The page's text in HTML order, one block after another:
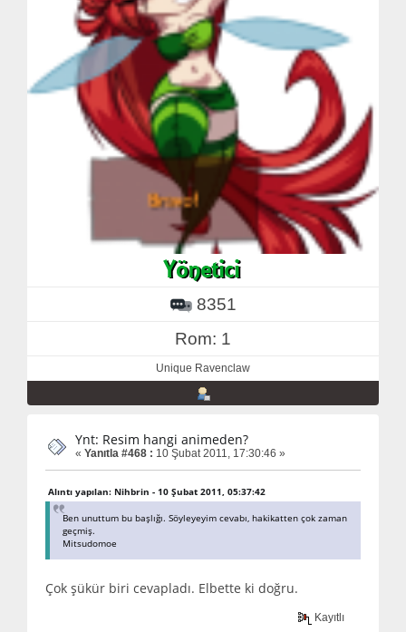
8351
Rom: 1
Unique Ravenclaw
Ynt: Resim hangi animeden?
« Yanıtla #468 : 10 Şubat 2011, 17:30:46 »
Alıntı yapılan: Nihbrin - 10 Şubat 2011, 05:37:42
Ben unuttum bu başlığı. Söyleyeyim cevabı, hakikatten çok zaman
geçmiş.
Mitsudomoe
Çok şükür biri cevapladı. Elbette ki doğru.
Kayıtlı